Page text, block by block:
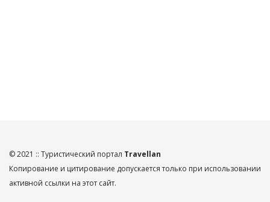
© 2021 :: Туристический портал Travellan
Копирование и цитирование допускается только при использовании
активной ссылки на этот сайт.